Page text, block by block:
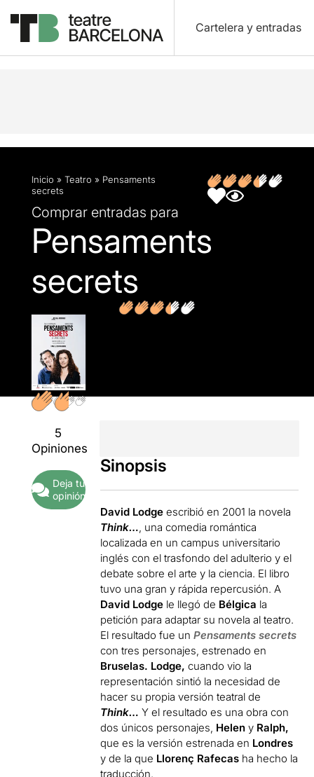
Cartelera y entradas
Descripción Ficha artística Opiniones
Inicio » Teatro » Pensaments
secrets
Comprar entradas para
Pensaments
secrets
5
Opiniones
Deja tu
opinión
Sinopsis
David Lodge escribió en 2001 la novela
Think… , una comedia romántica
localizada en un campus universitario
inglés con el trasfondo del adulterio y el
debate sobre el arte y la ciencia. El libro
tuvo una gran y rápida repercusión. A
David Lodge le llegó de Bélgica la
petición para adaptar su novela al teatro.
El resultado fue unPensaments secrets
con tres personajes, estrenado en
Bruselas. Lodge, cuando vio la
representación sintió la necesidad de
hacer su propia versión teatral de
Think… Y el resultado es una obra con
dos únicos personajes, Helen y Ralph,
que es la versión estrenada en Londres
y de la que Llorenç Rafecas ha hecho la
traducción.